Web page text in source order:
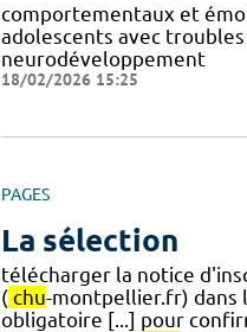
comportementaux et
adolescents avec
neurodéveloppement
18/02/2026 15:25
PAGES
La sélection
télécharger la notice
( chu-montpellier.fr) dans
obligatoire [...] pour